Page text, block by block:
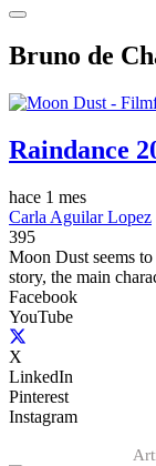
Bruno de
Raindance
hace 1 mes
Carla Aguilar Lopez
395
Moon Dust seems
story, the main
Facebook
YouTube
X
LinkedIn
Pinterest
Instagram